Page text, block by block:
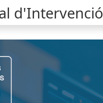
d'Intervenció